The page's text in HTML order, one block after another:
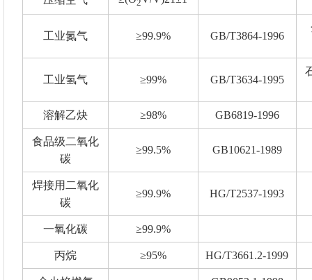
2
工业氮气 ≥99.9% GB/T3864-1996
工业氢气 ≥99% GB/T3634-1995
溶解乙炔 ≥98% GB6819-1996
食品级二氧化
碳
≥99.5% GB10621-1989
焊接用二氧化
碳
≥99.9% HG/T2537-1993
一氧化碳 ≥99.9%
丙烷 ≥95% HG/T3661.2-1999